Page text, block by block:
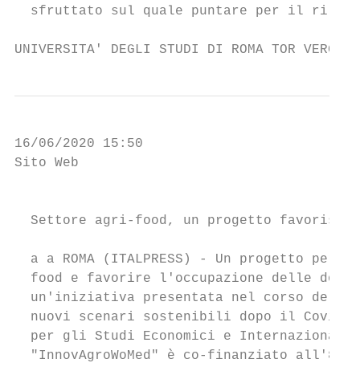
sfruttato sul quale puntare per il
UNIVERSITA' DEGLI STUDI DI ROMA TOR
16/06/2020 15:50
Sito Web
Settore agri-food, un progetto favorisce
a a ROMA (ITALPRESS) - Un progetto per
food e favorire l'occupazione delle
un'iniziativa presentata nel corso del
nuovi scenari sostenibili dopo il
per gli Studi Economici e
"InnovAgroWoMed" è co-finanziato